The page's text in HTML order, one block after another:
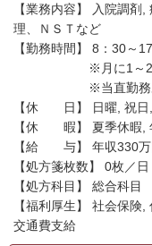
【業務内容】 入院調剤
理、ＮＳＴなど
【勤務時間】 8：30～
※月に1～2回程
※当直勤務あり（
【休 日】 日曜, 祝日,
【休 暇】 夏季休暇,
【給 与】 年収330万
【処方箋枚数】 0枚／日
【処方科目】 総合科目
【福利厚生】 社会保険
交通費支給